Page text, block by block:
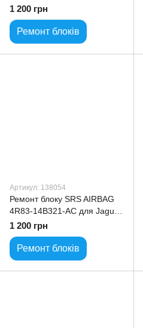
XJ
1 200 грн
Ремонт блоків
Артикул: 138054
Ремонт блоку SRS AIRBAG
4R83-14B321-AC для Jaguar
S-Type
1 200 грн
Ремонт блоків